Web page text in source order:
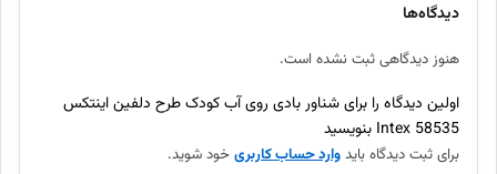
بله، تمامی محصولات موجود در اینتکس مستقیماً از برندهای معتبر
ارسال سفارش چند روز طول میکشد؟
آیا امکان بازگرداندن کالا وجود دارد؟
دیدگاه‌ها
هنوز دیدگاهی ثبت نشده است.
اولین دیدگاه را برای شناور بادی روی آب کودک طرح دلفین اینتکس
58535 Intex بنویسید
برای ثبت دیدگاه بایدوارد حساب کاربریخود شوید.